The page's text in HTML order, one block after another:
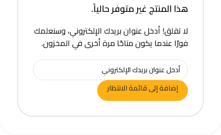
هذا المنتج غير متوفر حالياً.
لا تقلق! أدخل عنوان بريدك الإلكتروني، وسنعلمك
فورًا عندما يكون متاحًا مرة أخرى في المخزون.
إضافة إلى قائمة الانتظار